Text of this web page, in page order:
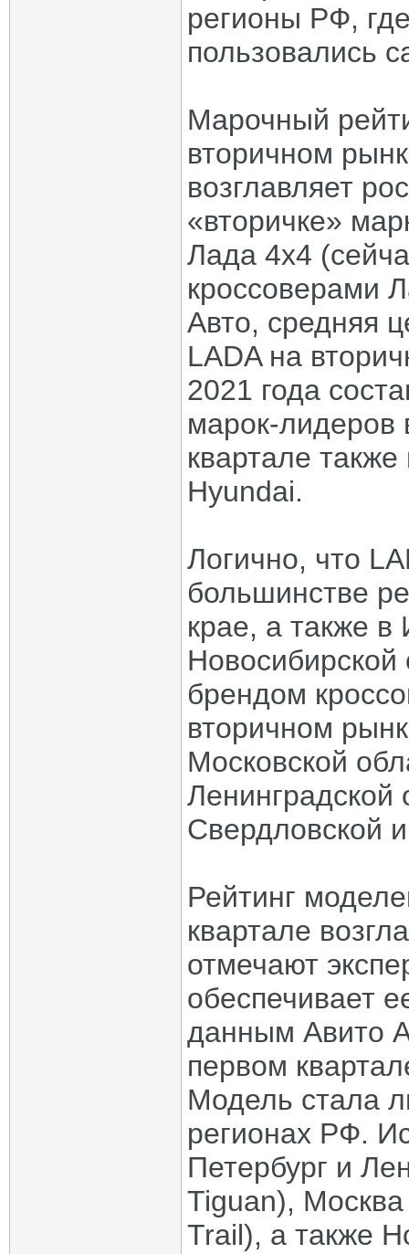
регионы РФ,
пользовались
Марочный
вторичном
возглавляет
«вторичке»
Лада 4х4
кроссоверами
Авто, средняя
LADA на
2021 года
марок-лидеров
квартале
Hyundai.
Логично, что
большинстве
крае, а также в
брендом
вторичном
Московской
Ленинградской
Свердловской
Рейтинг
квартале
отмечают
обеспечивает
данным Авито
первом
Модель стала
регионах РФ.
Петербург и
Tiguan),
Trail), а также